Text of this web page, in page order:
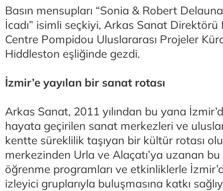
Basın mensupları “Sonia & Robert
İcadı” isimli seçkiyi, Arkas Sanat Direktörü
Centre Pompidou Uluslararası Projeler
Hiddleston eşliğinde gezdi.
İzmir’e yayılan bir sanat rotası
Arkas Sanat, 2011 yılından bu yana
hayata geçirilen sanat merkezleri ve
kentte süreklilik taşıyan bir kültür rotası
merkezinden Urla ve Alaçatı’ya uzanan
öğrenme programları ve etkinliklerle
izleyici gruplarıyla buluşmasına katkı